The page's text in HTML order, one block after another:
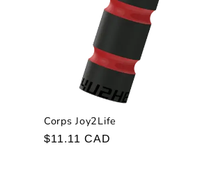
Corps Joy2Life
Prix
$11.11 CAD